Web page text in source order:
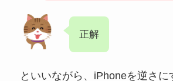
正解
といいながら、iPhoneを逆さに